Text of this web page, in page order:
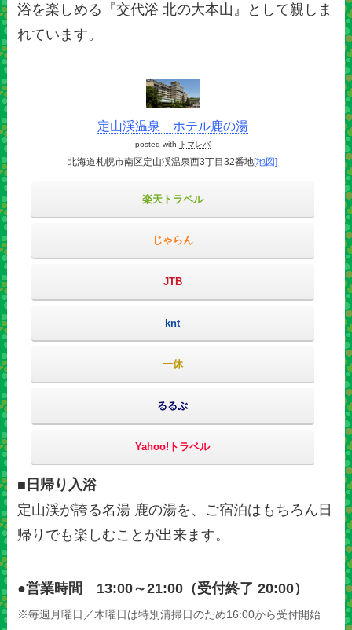
浴を楽しめる『交代浴 北の大本山』として親しま
れています。
定山渓温泉 ホテル鹿の湯
posted with トマレバ
北海道札幌市南区定山渓温泉西3丁目32番地[地図]
楽天トラベル
じゃらん
JTB
knt
一休
るるぶ
Yahoo!トラベル
■日帰り入浴
定山渓が誇る名湯 鹿の湯を、ご宿泊はもちろん日
帰りでも楽しむことが出来ます。
●営業時間 13:00～21:00（受付終了 20:00）
※毎週月曜日／木曜日は特別清掃日のため16:00から受付開始